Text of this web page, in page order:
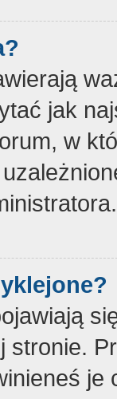
jak
w
stronie.
je